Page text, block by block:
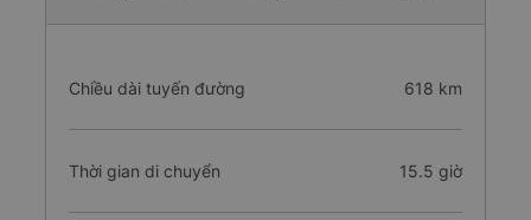
Chiều dài tuyến đường 618 km
Thời gian di chuyển 15.5 giờ